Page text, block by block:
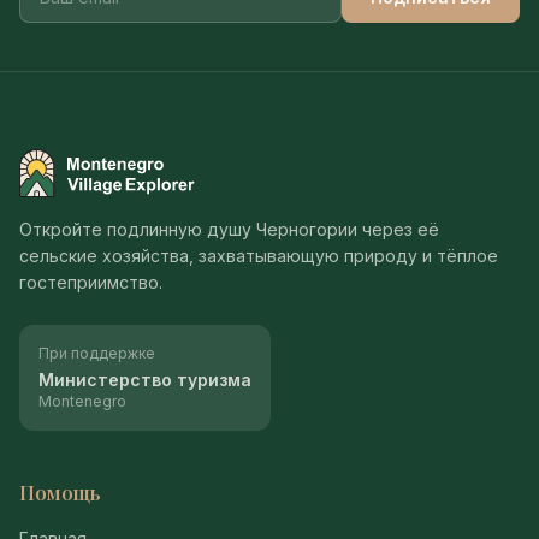
Montenegro Village Explorer
Откройте подлинную душу Черногории через её
сельские хозяйства, захватывающую природу и тёплое
гостеприимство.
При поддержке
Министерство туризма
Montenegro
Помощь